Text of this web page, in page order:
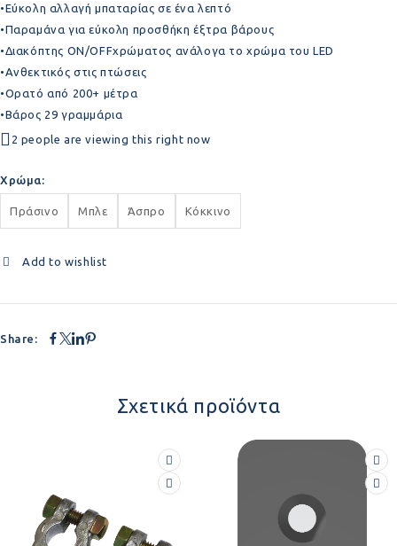
•Εύκολη αλλαγή μπαταρίας σε ένα λεπτό
•Παραμάνα για εύκολη προσθήκη έξτρα βάρους
•Διακόπτης ON/OFFχρώματος ανάλογα το χρώμα του LED
•Ανθεκτικός στις πτώσεις
•Ορατό από 200+ μέτρα
•Βάρος 29 γραμμάρια
2 people are viewing this right now
Χρώμα
Πράσινο Μπλε Άσπρο Κόκκινο
Add to wishlist
Share:
Σχετικά προϊόντα